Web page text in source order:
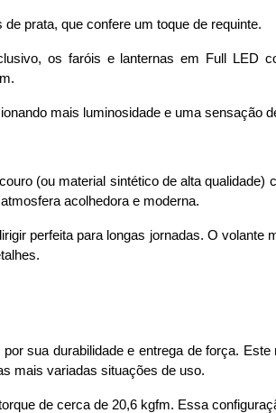
prata, que confere um toque de requinte.
os faróis e lanternas em Full LED
mais luminosidade e uma sensação
(ou material sintético de alta
acolhedora e moderna.
perfeita para longas jornadas. O volante
sua durabilidade e entrega de força.
mais variadas situações de uso.
de cerca de 20,6 kgfm. Essa